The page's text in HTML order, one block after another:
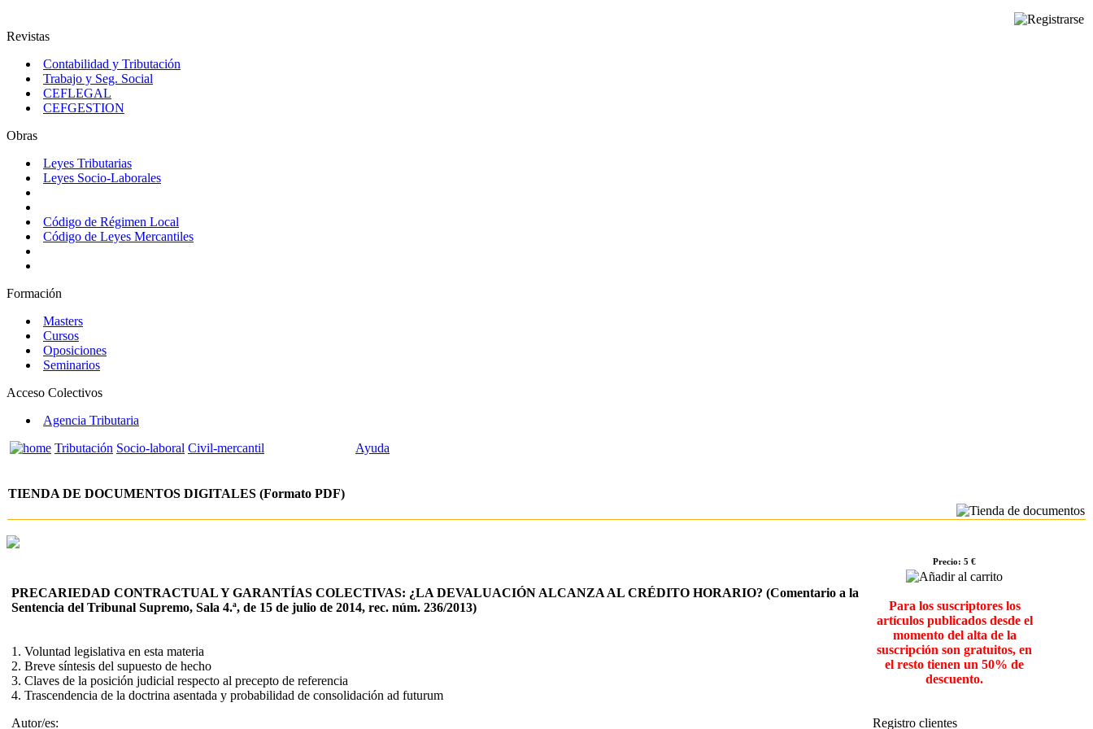
Revistas
Contabilidad y Tributación
Trabajo y Seg. Social
CEFLEGAL
CEFGESTION
Obras
Leyes Tributarias
Leyes Socio-Laborales
Código de Régimen Local
Código de Leyes Mercantiles
Formación
Masters
Cursos
Oposiciones
Seminarios
Acceso Colectivos
Agencia Tributaria
Tributación Socio-laboral Civil-mercantil Ayuda
TIENDA DE DOCUMENTOS DIGITALES (Formato PDF)
PRECARIEDAD CONTRACTUAL Y GARANTÍAS COLECTIVAS: ¿LA DEVALUACIÓN ALCANZA AL CRÉDITO HORARIO? (Comentario a la
Sentencia del Tribunal Supremo, Sala 4.ª, de 15 de julio de 2014, rec. núm. 236/2013)
Precio: 5 €
Para los suscriptores los
artículos publicados desde el
momento del alta de la
suscripción son gratuitos, en
el resto tienen un 50% de
descuento.
Registro clientes
1. Voluntad legislativa en esta materia
2. Breve síntesis del supuesto de hecho
3. Claves de la posición judicial respecto al precepto de referencia
4. Trascendencia de la doctrina asentada y probabilidad de consolidación ad futurum
Autor/es: